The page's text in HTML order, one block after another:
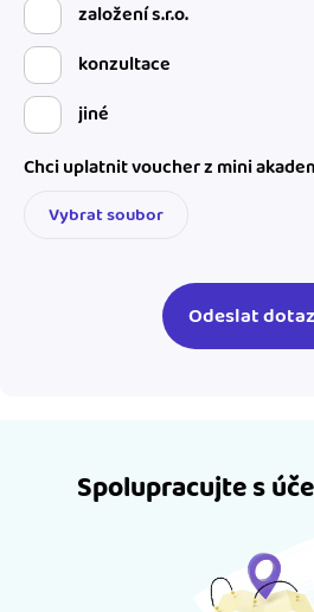
založení s.r.o.
konzultace
jiné
Chci uplatnit voucher z mini
Vybrat soubor
Spolupracujte s